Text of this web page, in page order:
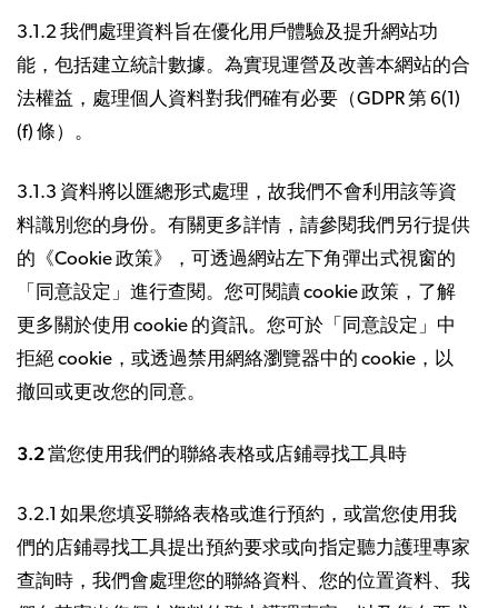
3.1.2 我們處理資料旨在優化用戶體驗及提升網站功
能，包括建立統計數據。為實現運營及改善本網站的合
法權益，處理個人資料對我們確有必要（GDPR 第 6(1)
(f) 條）。
3.1.3 資料將以匯總形式處理，故我們不會利用該等資
料識別您的身份。有關更多詳情，請參閱我們另行提供
的《Cookie 政策》，可透過網站左下角彈出式視窗的
「同意設定」進行查閱。您可閱讀 cookie 政策，了解
更多關於使用 cookie 的資訊。您可於「同意設定」中
拒絕 cookie，或透過禁用網絡瀏覽器中的 cookie，以
撤回或更改您的同意。
3.2 當您使用我們的聯絡表格或店鋪尋找工具時
3.2.1 如果您填妥聯絡表格或進行預約，或當您使用我
們的店鋪尋找工具提出預約要求或向指定聽力護理專家
查詢時，我們會處理您的聯絡資料、您的位置資料、我